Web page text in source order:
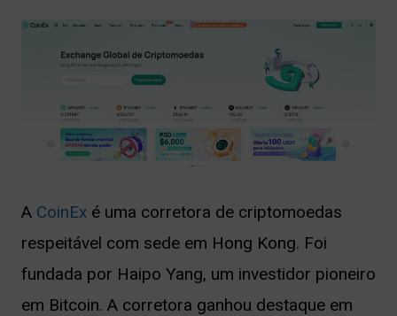
A CoinExé uma corretora de criptomoedas
respeitável com sede em Hong Kong. Foi
fundada por Haipo Yang, um investidor pioneiro
em Bitcoin. A corretora ganhou destaque em